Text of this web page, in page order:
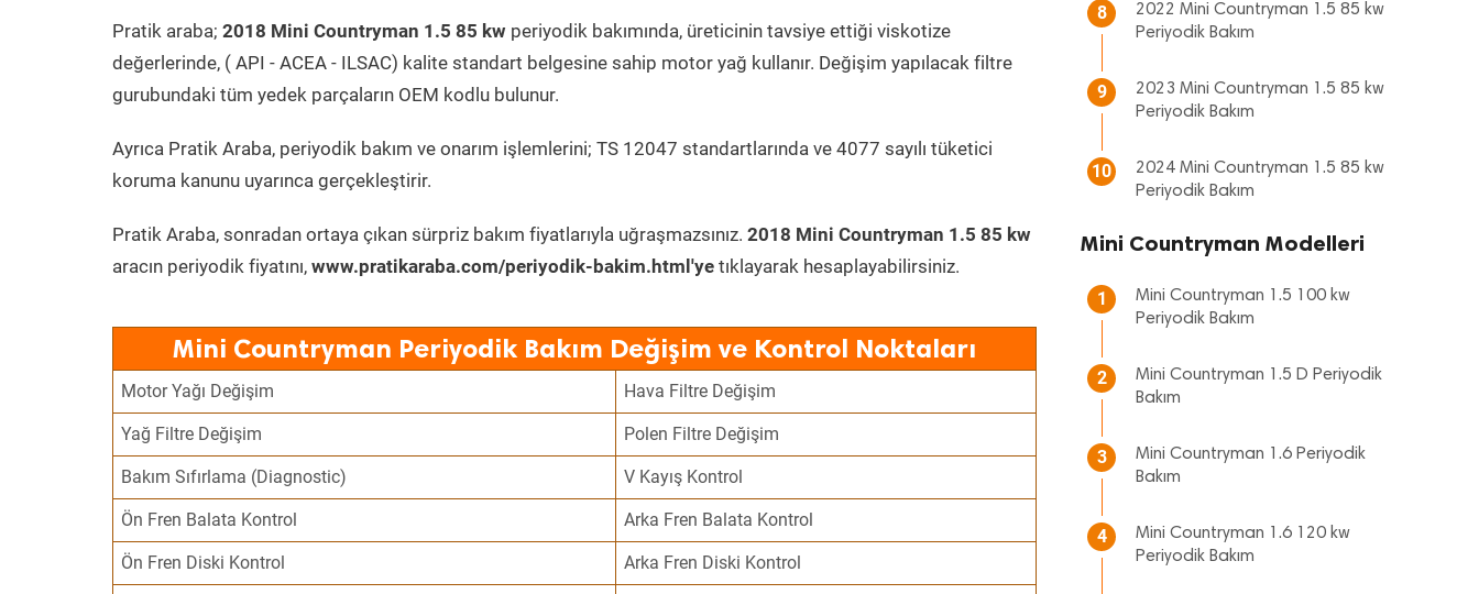
Pratik araba; 2018 Mini Countryman 1.5 85 kw periyodik bakımında, üreticinin tavsiye ettiği viskotize
değerlerinde, ( API - ACEA - ILSAC) kalite standart belgesine sahip motor yağ kullanır. Değişim yapılacak filtre
gurubundaki tüm yedek parçaların OEM kodlu bulunur.
Ayrıca Pratik Araba, periyodik bakım ve onarım işlemlerini; TS 12047 standartlarında ve 4077 sayılı tüketici
koruma kanunu uyarınca gerçekleştirir.
Pratik Araba, sonradan ortaya çıkan sürpriz bakım fiyatlarıyla uğraşmazsınız. 2018 Mini Countryman 1.5 85 kw
aracın periyodik fiyatını, www.pratikaraba.com/periyodik-bakim.html'ye tıklayarak hesaplayabilirsiniz.
Mini Countryman Periyodik Bakım Değişim ve Kontrol Noktaları
Motor Yağı Değişim Hava Filtre Değişim
Yağ Filtre Değişim Polen Filtre Değişim
Bakım Sıfırlama (Diagnostic) V Kayış Kontrol
Ön Fren Balata Kontrol Arka Fren Balata Kontrol
Ön Fren Diski Kontrol Arka Fren Diski Kontrol
8
2022 Mini Countryman 1.5 85 kw
Periyodik Bakım
9
2023 Mini Countryman 1.5 85 kw
Periyodik Bakım
10
2024 Mini Countryman 1.5 85 kw
Periyodik Bakım
Mini Countryman Modelleri
1
Mini Countryman 1.5 100 kw
Periyodik Bakım
2
Mini Countryman 1.5 D Periyodik
Bakım
3
Mini Countryman 1.6 Periyodik
Bakım
4
Mini Countryman 1.6 120 kw
Periyodik Bakım